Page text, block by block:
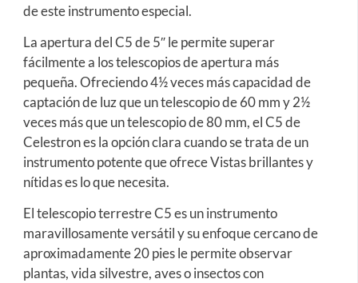
de este instrumento especial.
La apertura del C5 de 5″ le permite superar
fácilmente a los telescopios de apertura más
pequeña. Ofreciendo 4½ veces más capacidad de
captación de luz que un telescopio de 60 mm y 2½
veces más que un telescopio de 80 mm, el C5 de
Celestron es la opción clara cuando se trata de un
instrumento potente que ofrece Vistas brillantes y
nítidas es lo que necesita.
El telescopio terrestre C5 es un instrumento
maravillosamente versátil y su enfoque cercano de
aproximadamente 20 pies le permite observar
plantas, vida silvestre, aves o insectos con